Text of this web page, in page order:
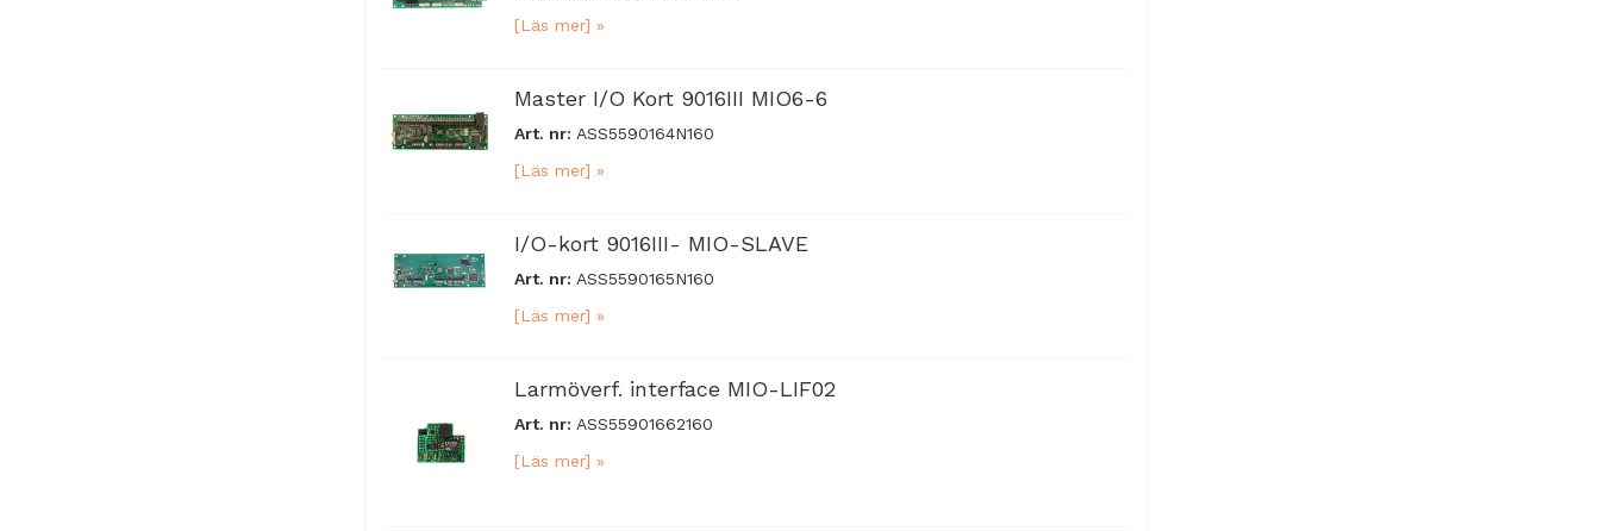
[Läs mer] »
Master I/O Kort 9016III MIO6-6
Art. nr: ASS5590164N160
[Läs mer] »
I/O-kort 9016III- MIO-SLAVE
Art. nr: ASS5590165N160
[Läs mer] »
Larmöverf. interface MIO-LIF02
Art. nr: ASS55901662160
[Läs mer] »